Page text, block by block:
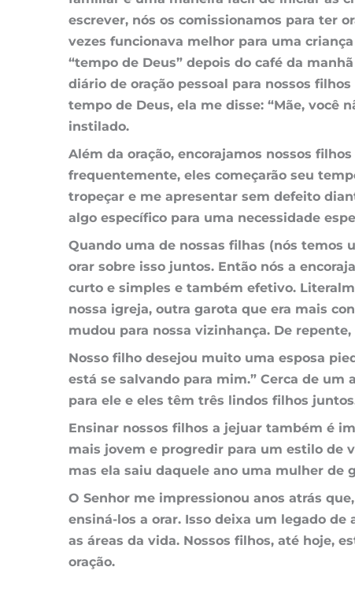
escrever, nós os comissionamos para ter
vezes funcionava melhor para uma
“tempo de Deus” depois do café da
diário de oração pessoal para nossos filhos
tempo de Deus, ela me disse: “Mãe, você
instilado.
Além da oração, encorajamos nossos
frequentemente, eles começarão seu
tropeçar e me apresentar sem defeito
algo específico para uma necessidade
Quando uma de nossas filhas (nós temos
orar sobre isso juntos. Então nós a
curto e simples e também efetivo.
nossa igreja, outra garota que era mais
mudou para nossa vizinhança. De
Nosso filho desejou muito uma esposa
está se salvando para mim.” Cerca de um
para ele e eles têm três lindos filhos
Ensinar nossos filhos a jejuar também é
mais jovem e progredir para um estilo de
mas ela saiu daquele ano uma mulher de
O Senhor me impressionou anos atrás
ensiná-los a orar. Isso deixa um legado de
as áreas da vida. Nossos filhos, até hoje,
oração.